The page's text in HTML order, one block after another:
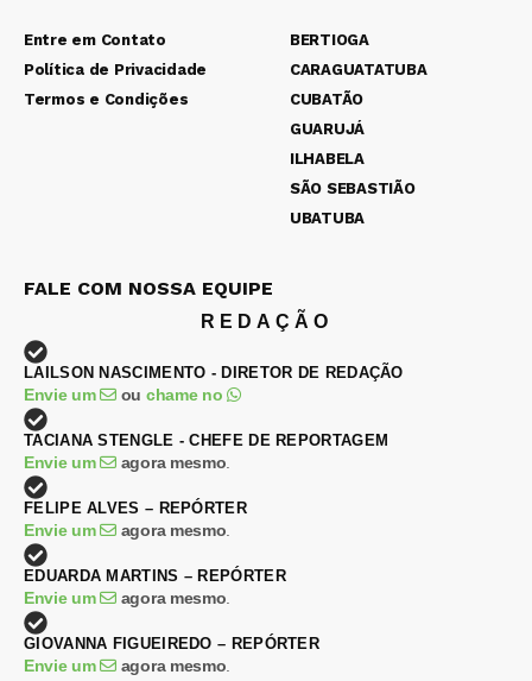
Entre em Contato
Política de Privacidade
Termos e Condições
BERTIOGA
CARAGUATATUBA
CUBATÃO
GUARUJÁ
ILHABELA
SÃO SEBASTIÃO
UBATUBA
FALE COM NOSSA EQUIPE
REDAÇÃO
LAILSON NASCIMENTO - DIRETOR DE REDAÇÃO
Envie um ou chame no
TACIANA STENGLE - CHEFE DE REPORTAGEM
Envie um agora mesmo
FELIPE ALVES – REPÓRTER
Envie um agora mesmo
EDUARDA MARTINS – REPÓRTER
Envie um agora mesmo
GIOVANNA FIGUEIREDO – REPÓRTER
Envie um agora mesmo